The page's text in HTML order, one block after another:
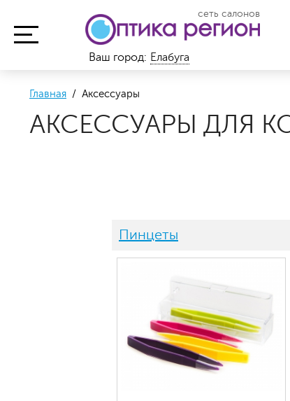
сеть салонов
Ваш город: Елабуга
Главная / Аксессуары
АКСЕССУАРЫ ДЛЯ
Пинцеты